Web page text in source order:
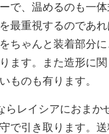
で、温めるのも一
最重視するのであ
ちゃんと装着部分
ます。また造形に
ものも有ります。
レイシアにおまか
で引き取ります。